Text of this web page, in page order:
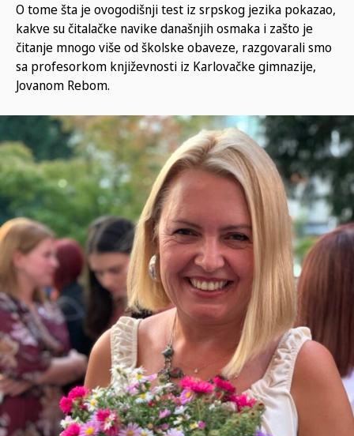
O tome šta je ovogodišnji test iz srpskog jezika pokazao,
kakve su čitalačke navike današnjih osmaka i zašto je
čitanje mnogo više od školske obaveze, razgovarali smo
sa profesorkom književnosti iz Karlovačke gimnazije,
Jovanom Rebom.